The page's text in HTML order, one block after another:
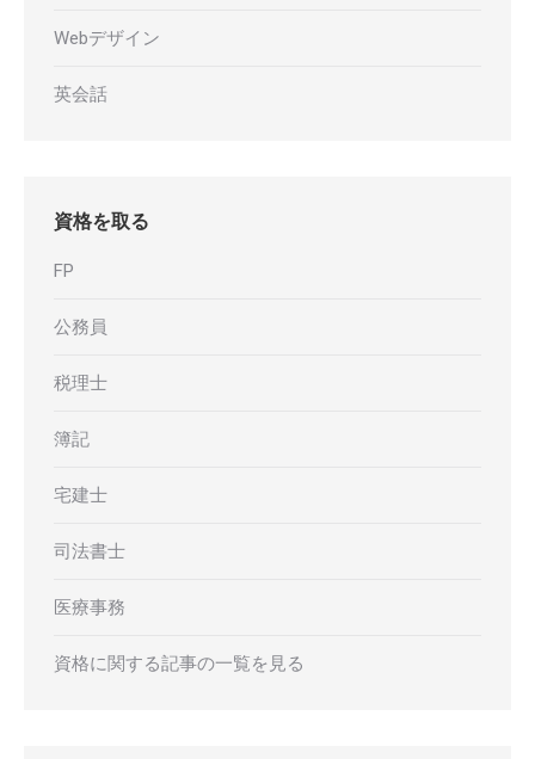
Webデザイン
英会話
資格を取る
FP
公務員
税理士
簿記
宅建士
司法書士
医療事務
資格に関する記事の一覧を見る